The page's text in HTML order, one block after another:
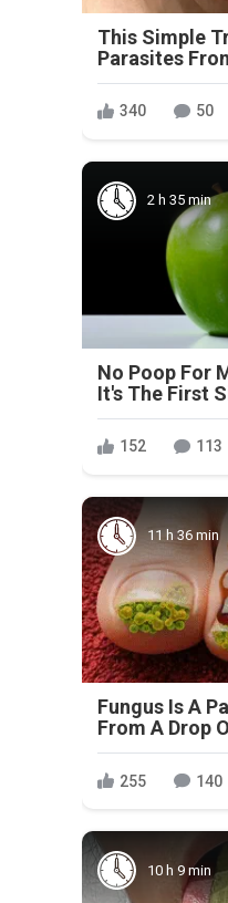
This Simple
Parasites
340 50
2 h 35 min
No Poop For
It's The First
152 113
11 h 36 min
Fungus Is A
From A Drop
255 140
10 h 9 min